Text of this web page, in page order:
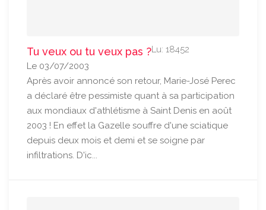
Tu veux ou tu veux pas ?Lu: 18452
Le 03/07/2003
Après avoir annoncé son retour, Marie-José Perec
a déclaré être pessimiste quant à sa participation
aux mondiaux d'athlétisme à Saint Denis en août
2003 ! En effet la Gazelle souffre d'une sciatique
depuis deux mois et demi et se soigne par
infiltrations. D'ic...